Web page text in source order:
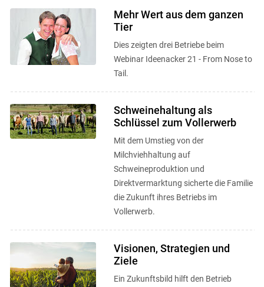
Mehr Wert aus dem ganzen
Tier
Dies zeigten drei Betriebe beim
Webinar Ideenacker 21 - From Nose to
Tail.
Schweinehaltung als
Schlüssel zum Vollerwerb
Mit dem Umstieg von der
Milchviehhaltung auf
Schweineproduktion und
Direktvermarktung sicherte die Familie
die Zukunft ihres Betriebs im
Vollerwerb.
Visionen, Strategien und
Ziele
Ein Zukunftsbild hilft den Betrieb